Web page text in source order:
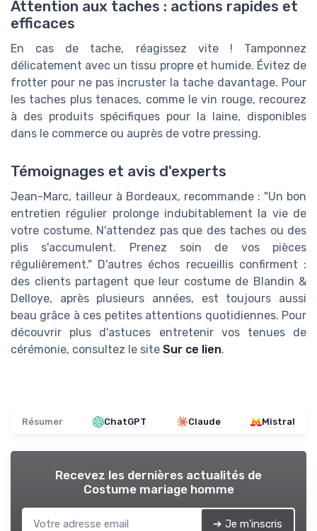
Attention aux taches : actions rapides et
efficaces
En cas de tache, réagissez vite ! Tamponnez
délicatement avec un tissu propre et humide. Évitez de
frotter pour ne pas incruster la tache davantage. Pour
les taches plus tenaces, comme le vin rouge, recourez
à des produits spécifiques pour la laine, disponibles
dans le commerce ou auprès de votre pressing.
Témoignages et avis d'experts
Jean-Marc, tailleur à Bordeaux, recommande : "Un bon
entretien régulier prolonge indubitablement la vie de
votre costume. N'attendez pas que des taches ou des
plis s'accumulent. Prenez soin de vos pièces
régulièrement." D'autres échos recueillis confirment :
des clients partagent que leur costume de Blandin &
Delloye, après plusieurs années, est toujours aussi
beau grâce à ces petites attentions quotidiennes. Pour
découvrir plus d'astuces entretenir vos tenues de
cérémonie, consultez le site Sur ce lien.
Résumer ChatGPT Claude Mistral
Recevez les dernières actualités de
Costume mariage homme
➔ Je m'inscris